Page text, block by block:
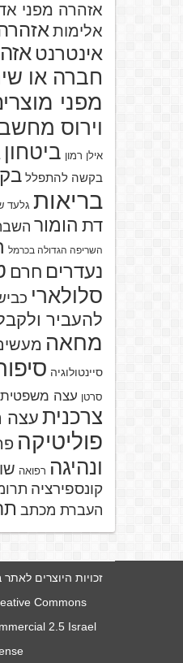
אזהרה מפני
אלימות
אינטרנט
חברה או
מפני
וירוס מחשב
אילן רמון ביטחון
בקשה להתפלל
בריאות גלעד
דת הומור
השריפה הגדולה בכרמל
נעדרים חרם
סלולארי כביש
להעביר
מחאה
סיינטולוגיה
סרטן עצה משפטית
צרכנית עצה
פוליטיקה
ונהיגה רפואה
קונספירציה
העברת מכתב
זכויות היוצרים לאתר
Commons
2.5 Israel